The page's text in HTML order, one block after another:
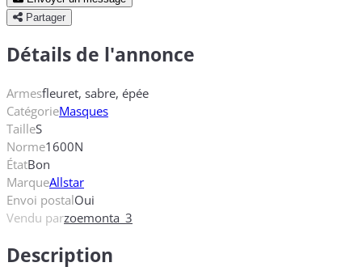
Partager
Détails de l'annonce
Armesfleuret, sabre, épée
CatégorieMasques
TailleS
Norme1600N
ÉtatBon
MarqueAllstar
Envoi postalOui
Vendu parzoemonta_3
Description